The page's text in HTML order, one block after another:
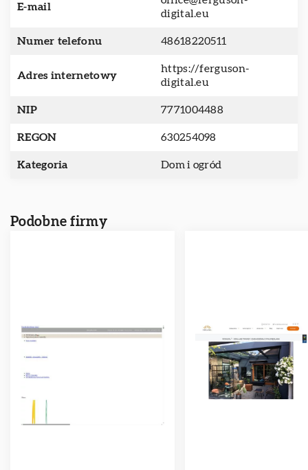
E-mail
digital.eu
Numer telefonu 48618220511
Adres internetowy
https://ferguson-
digital.eu
NIP 7771004488
REGON 630254098
Kategoria Dom i ogród
Podobne firmy